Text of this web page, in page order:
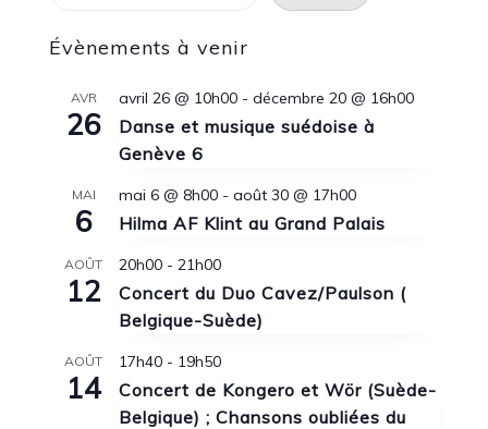
Évènements à venir
AVR
26
avril 26 @ 10h00- décembre 20 @ 16h00
Danse et musique suédoise à
Genève 6
MAI
6
mai 6 @ 8h00- août 30 @ 17h00
Hilma AF Klint au Grand Palais
AOÛT
12
20h00- 21h00
Concert du Duo Cavez/Paulson (
Belgique-Suède)
AOÛT
14
17h40- 19h50
Concert de Kongero et Wör (Suède-
Belgique) ; Chansons oubliées du